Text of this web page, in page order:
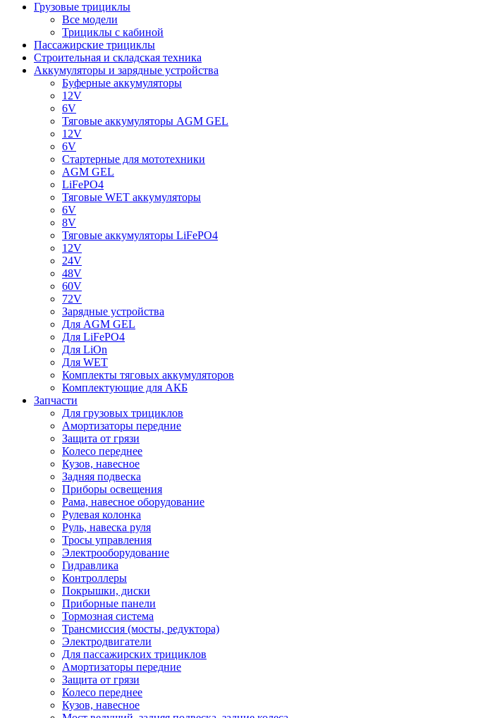
Грузовые трициклы
Все модели
Трициклы с кабиной
Пассажирские трициклы
Строительная и складская техника
Аккумуляторы и зарядные устройства
Буферные аккумуляторы
12V
6V
Тяговые аккумуляторы AGM GEL
12V
6V
Стартерные для мототехники
AGM GEL
LiFePO4
Тяговые WET аккумуляторы
6V
8V
Тяговые аккумуляторы LiFePO4
12V
24V
48V
60V
72V
Зарядные устройства
Для AGM GEL
Для LiFePO4
Для LiOn
Для WET
Комплекты тяговых аккумуляторов
Комплектующие для АКБ
Запчасти
Для грузовых трициклов
Амортизаторы передние
Защита от грязи
Колесо переднее
Кузов, навесное
Задняя подвеска
Приборы освещения
Рама, навесное оборудование
Рулевая колонка
Руль, навеска руля
Тросы управления
Электрооборудование
Гидравлика
Контроллеры
Покрышки, диски
Приборные панели
Тормозная система
Трансмиссия (мосты, редуктора)
Электродвигатели
Для пассажирских трициклов
Амортизаторы передние
Защита от грязи
Колесо переднее
Кузов, навесное